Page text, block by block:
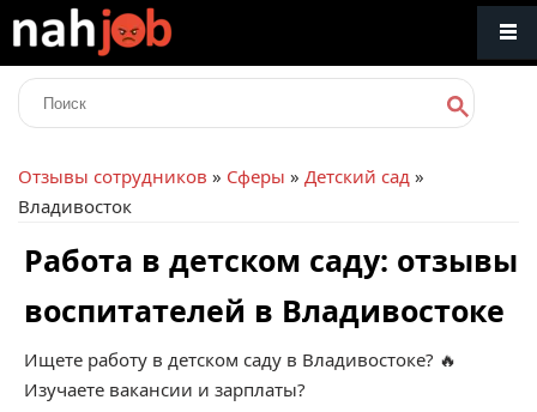
Отзывы сотрудников » Сферы » Детский сад »
Владивосток
Работа в детском саду: отзывы
воспитателей в Владивостоке
Ищете работу в детском саду в Владивостоке? 🔥
Изучаете вакансии и зарплаты?